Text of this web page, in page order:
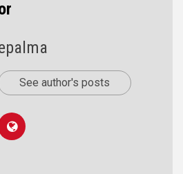
See author's posts